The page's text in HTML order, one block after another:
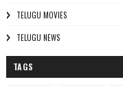
TELUGU MOVIES
TELUGU NEWS
TAGS